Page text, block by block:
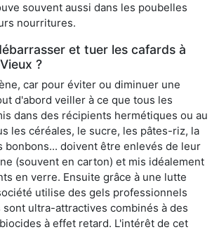
souvent aussi dans les poubelles
nourritures.
et tuer les cafards à
?
car pour éviter ou diminuer une
d'abord veiller à ce que tous les
dans des récipients hermétiques ou au
les céréales, le sucre, les pâtes-riz, la
bonbons... doivent être enlevés de leur
(souvent en carton) et mis idéalement
en verre. Ensuite grâce à une lutte
utilise des gels professionnels
ultra-attractives combinés à des
à effet retard. L'intérêt de cet